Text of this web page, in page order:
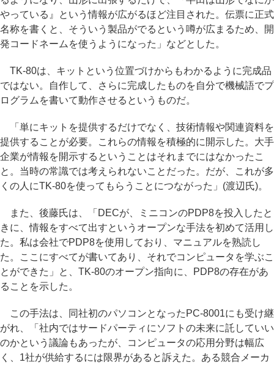
やっている』という情報が広がるほど注目された。伝票に正式
名称を書くと、そういう製品がでるという噂が広まるため、開
発コードネームを使うようになった」などとした。
TK-80は、キットという位置づけからもわかるように完成品
ではない。自作して、さらに完成したものを自分で機械語でプ
ログラムを書いて動作させるというものだ。
「単にキットを提供するだけでなく、技術情報や関連資料を
提供することが必要。これらの情報を積極的に開示した。大手
企業が情報を開示するということはそれまでにはなかったこ
と。当時の常識では考えられないことだった。だが、これが多
くの人にTK-80を使ってもらうことにつながった」(渡辺氏)。
また、後藤氏は、「DECが、ミニコンのPDP8を投入したと
きに、情報をすべて出すというオープンな手法を初めて活用し
た。私は会社でPDP8を使用しており、マニュアルを熟読し
た。ここにすべてが書いてあり、それでコンピュータを学ぶこ
とができた」と、TK-80のオープン指向に、PDP8の存在があ
ることを示した。
この手法は、同社初のパソコンとなったPC-8001にも受け継
がれ、「社内ではサードパーティにソフトの未来に託していい
のかという議論もあったが、コンピュータの応用分野は幅広
く、1社が供給するには限界があると訴えた。ある競合メーカ